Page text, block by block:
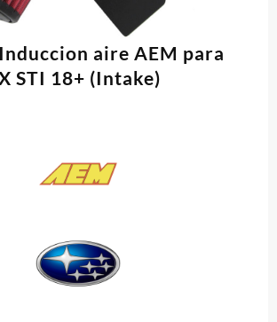
aire AEM para
STI 18+ (Intake)